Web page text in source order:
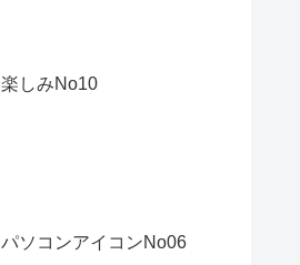
楽しみNo10
パソコンアイコンNo06